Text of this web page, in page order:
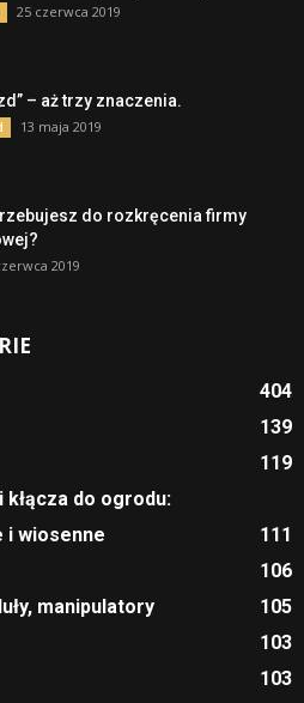
25 czerwca 2019
– aż trzy znaczenia.
13 maja 2019
do rozkręcenia firmy
2019
404
139
119
kłącza do ogrodu:
i wiosenne
111
106
manipulatory
105
103
103